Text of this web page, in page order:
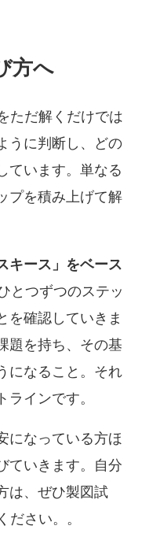
方へ
ただ解くだけでは
うに判断し、どの
ています。単なる
プを積み上げて解
キース」をベース
とつずつのステッ
を確認していきま
題を持ち、その基
になること。それ
インです。
になっている方ほ
ていきます。自分
は、ぜひ製図試
ださい。。